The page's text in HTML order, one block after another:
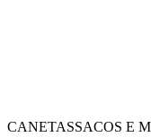
CANETASSACOS E